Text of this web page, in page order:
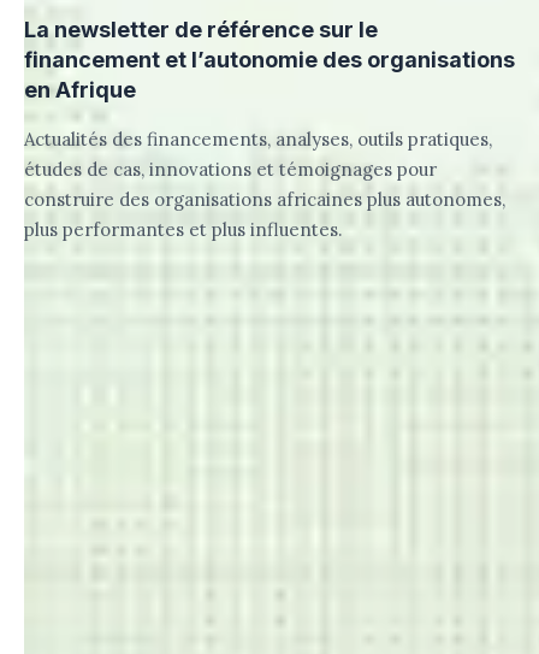
La newsletter de référence sur le
financement et l’autonomie des organisations
en Afrique
Actualités des financements, analyses, outils pratiques,
études de cas, innovations et témoignages pour
construire des organisations africaines plus autonomes,
plus performantes et plus influentes.